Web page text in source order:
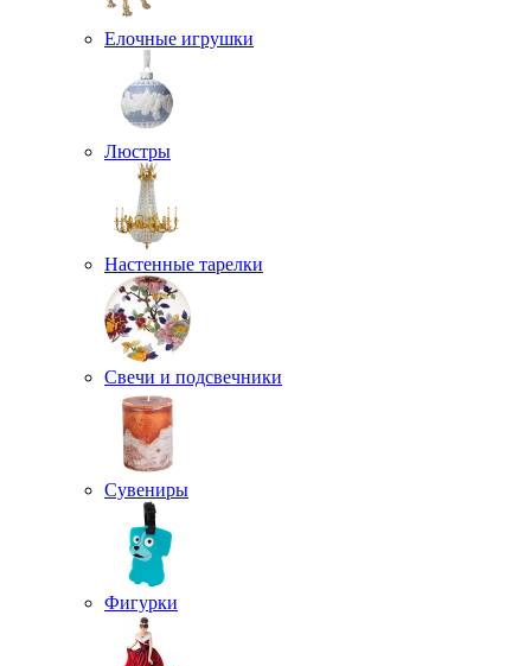
Елочные игрушки
Люстры
Настенные тарелки
Свечи и подсвечники
Сувениры
Фигурки